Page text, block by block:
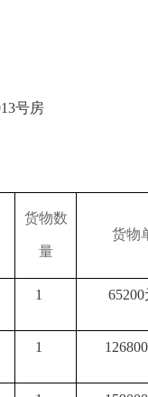
号房
货物数
量
货物
1 65200
1